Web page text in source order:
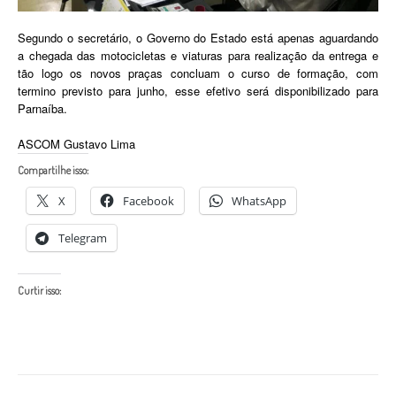
Segundo o secretário, o Governo do Estado está apenas aguardando
a chegada das motocicletas e viaturas para realização da entrega e
tão logo os novos praças concluam o curso de formação, com
termino previsto para junho, esse efetivo será disponibilizado para
Parnaíba.
ASCOM Gustavo Lima
Compartilhe isso:
X Facebook WhatsApp
Telegram
Curtir isso: